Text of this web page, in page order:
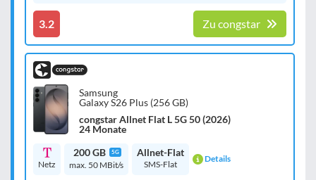
3.2 Zu congstar
Samsung
Galaxy S26 Plus (256 GB)
congstar Allnet Flat L 5G 50 (2026)
24 Monate
Netz
200 GB 5G
max. 50 MBit/s
Allnet-Flat
SMS-Flat Details